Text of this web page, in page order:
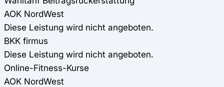
AOK NordWest
Diese Leistung wird nicht angeboten.
BKK firmus
Diese Leistung wird nicht angeboten.
Online-Fitness-Kurse
AOK NordWest